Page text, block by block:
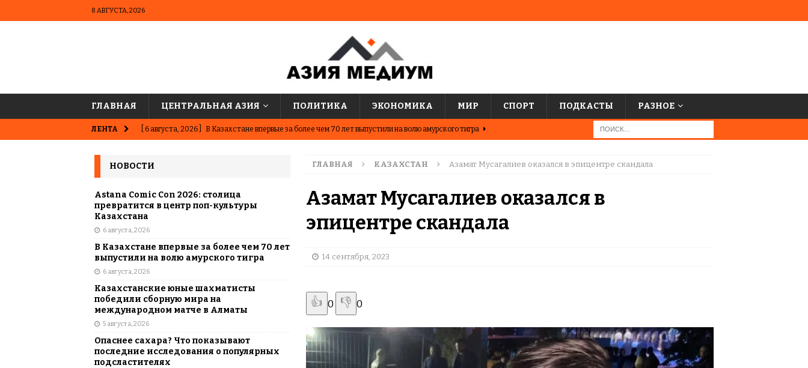
8 АВГУСТА, 2026
ГЛАВНАЯ ЦЕНТРАЛЬНАЯ АЗИЯ ПОЛИТИКА ЭКОНОМИКА МИР СПОРТ ПОДКАСТЫ РАЗНОЕ
ЛЕНТА [ 6 августа, 2026 ] В Казахстане впервые за более чем 70 лет выпустили на волю амурского тигра
[ 5 августа, 2026 ]
матче в Алматы
[ 31 июля, 2026 ] Опаснее сахара? Что показывают последние исследования о популярных
подсластителях
[ 31 июля, 2026 ] Астана vs Алматы: два города Казахстана. Где жить выгоднее?
АЗИЯ
[ 6 августа, 2026 ] Astana Comic Con 2026: столица превратится в центр поп-культуры Казахстана
КАЗАХСТАН
ГЛАВНАЯ КАЗАХСТАН Азамат Мусагалиев оказался в эпицентре скандала
Азамат Мусагалиев оказался в
эпицентре скандала
14 сентября, 2023
👍 0 👎 0
НОВОСТИ
Astana Comic Con 2026: столица
превратится в центр поп-культуры
Казахстана
6 августа, 2026
В Казахстане впервые за более чем 70 лет
выпустили на волю амурского тигра
6 августа, 2026
Казахстанские юные шахматисты
победили сборную мира на
международном матче в Алматы
5 августа, 2026
Опаснее сахара? Что показывают
последние исследования о популярных
подсластителях